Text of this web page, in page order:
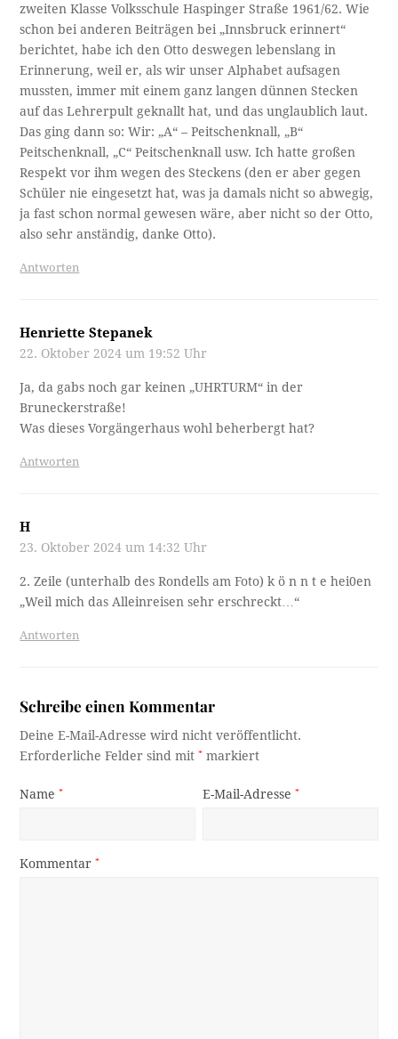
zweiten Klasse Volksschule Haspinger Straße 1961/62. Wie
schon bei anderen Beiträgen bei „Innsbruck erinnert“
berichtet, habe ich den Otto deswegen lebenslang in
Erinnerung, weil er, als wir unser Alphabet aufsagen
mussten, immer mit einem ganz langen dünnen Stecken
auf das Lehrerpult geknallt hat, und das unglaublich laut.
Das ging dann so: Wir: „A“ – Peitschenknall, „B“
Peitschenknall, „C“ Peitschenknall usw. Ich hatte großen
Respekt vor ihm wegen des Steckens (den er aber gegen
Schüler nie eingesetzt hat, was ja damals nicht so abwegig,
ja fast schon normal gewesen wäre, aber nicht so der Otto,
also sehr anständig, danke Otto).
Antworten
Henriette Stepanek
22. Oktober 2024 um 19:52 Uhr
Ja, da gabs noch gar keinen „UHRTURM“ in der
Bruneckerstraße!
Was dieses Vorgängerhaus wohl beherbergt hat?
Antworten
H
23. Oktober 2024 um 14:32 Uhr
2. Zeile (unterhalb des Rondells am Foto) k ö n n t e hei0en
„Weil mich das Alleinreisen sehr erschreckt…“
Antworten
Schreibe einen Kommentar
Deine E-Mail-Adresse wird nicht veröffentlicht.
Erforderliche Felder sind mit* markiert
Name* E-Mail-Adresse*
Kommentar*